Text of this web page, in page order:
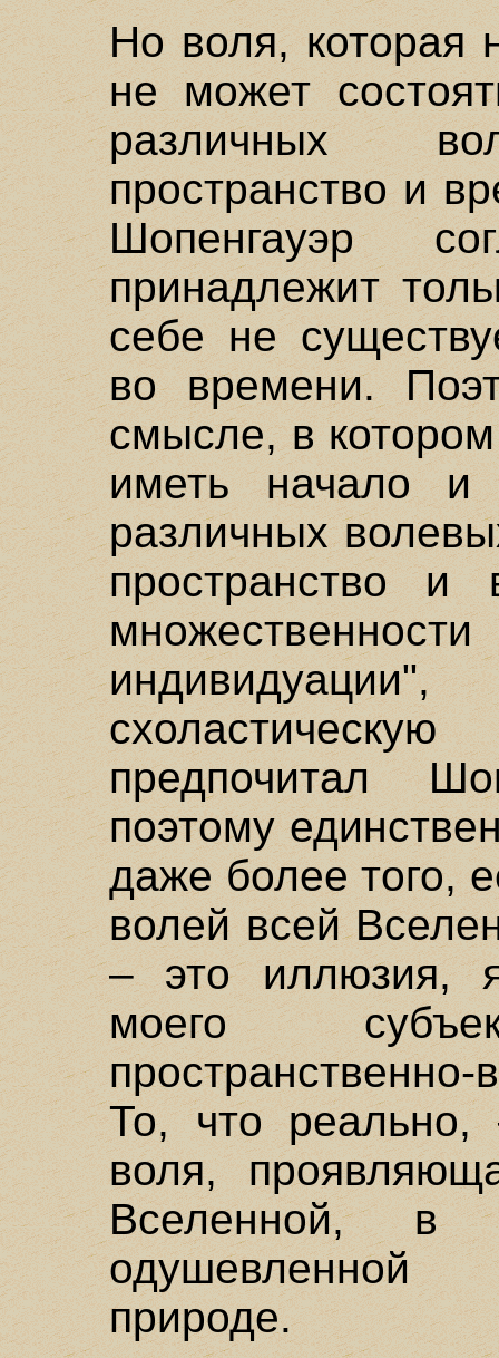
Но воля, которая
не может
различных
пространство и
Шопенгауэр
принадлежит
себе не
во времени.
смысле, в
иметь начало и
различных
пространство и
предпочитал
поэтому
даже более того,
волей всей
– это иллюзия,
моего
То, что реально,
воля,
Вселенной, в
природе.